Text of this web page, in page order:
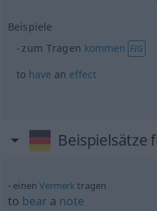
Beispiele
zum Tragen kommen FIG
to have an effect
einenVermerktragen
to bear a note